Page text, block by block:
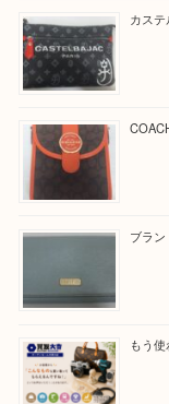
求人要項はここ